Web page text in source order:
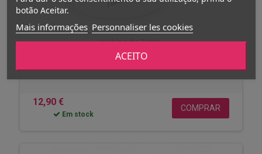
botão Aceitar.
Mais informações Personnaliser les cookies
ACEITO
Vahine de Tahiti
Caneca Vahine branca brilhante Tahiti
12,90 €
Em stock
COMPRAR